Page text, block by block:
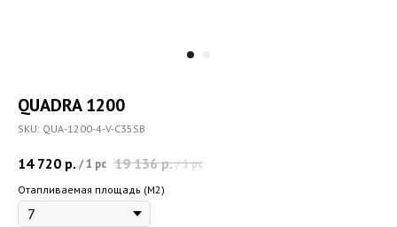
QUADRA 1200
SKU: QUA-1200-4-V-C35SB
14 720 р. /1 pc 19 136 р./1 pc
Отапливаемая площадь (M2)